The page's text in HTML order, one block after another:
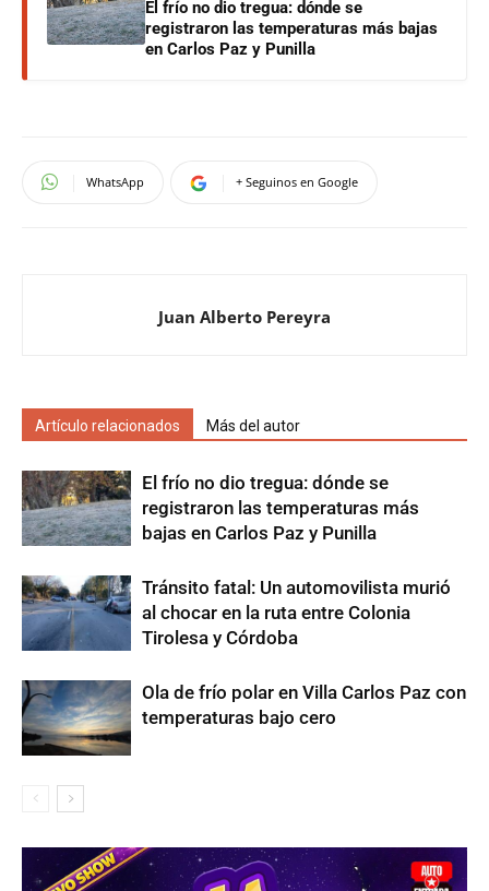
El frío no dio tregua: dónde se
registraron las temperaturas más bajas
en Carlos Paz y Punilla
WhatsApp + Seguinos en Google
Juan Alberto Pereyra
Artículo relacionados Más del autor
El frío no dio tregua: dónde se
registraron las temperaturas más
bajas en Carlos Paz y Punilla
Tránsito fatal: Un automovilista murió
al chocar en la ruta entre Colonia
Tirolesa y Córdoba
Ola de frío polar en Villa Carlos Paz con
temperaturas bajo cero